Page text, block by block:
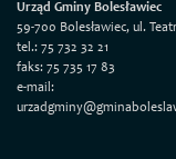
Urząd Gminy Bolesławiec
59-700 Bolesławiec, ul.
tel.: 75 732 32 21
faks: 75 735 17 83
e-mail: